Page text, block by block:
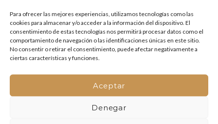
Para ofrecer las mejores experiencias, utilizamos tecnologías como las
cookies para almacenar y/o acceder a la información del dispositivo. El
consentimiento de estas tecnologías nos permitirá procesar datos como el
comportamiento de navegación o las identificaciones únicas en este sitio.
No consentir o retirar el consentimiento, puede afectar negativamente a
ciertas características y funciones.
Aceptar
Denegar
Mueble de baño a medida con acabado en nogal
Un rincón de estudio único: restauración y carpintería a
medida
Restauración de una Capelleta de Visita Domiciliaria: Un
Vínculo con la Tradición